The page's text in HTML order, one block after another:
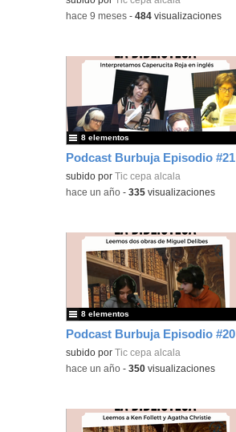
-hace 9 meses -484 visualizaciones
Podcast Burbuja Episodio #21
subido por Tic cepa alcala
8 elementos
-hace un año -335 visualizaciones
Podcast Burbuja Episodio #20
subido por Tic cepa alcala
8 elementos
-hace un año -350 visualizaciones